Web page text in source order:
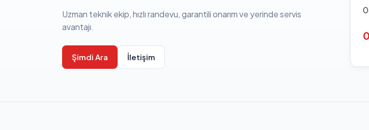
Uzman teknik ekip, hızlı randevu, garantili onarım ve yerinde servis
avantajı.
Şimdi Ara İletişim